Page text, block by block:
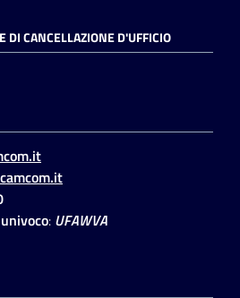
DI CANCELLAZIONE D'UFFICIO
: UFAWVA